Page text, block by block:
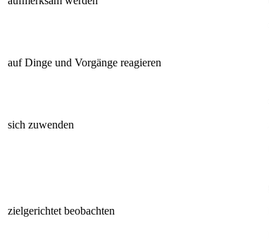
auf Dinge und Vorgänge reagieren
sich zuwenden
zielgerichtet beobachten